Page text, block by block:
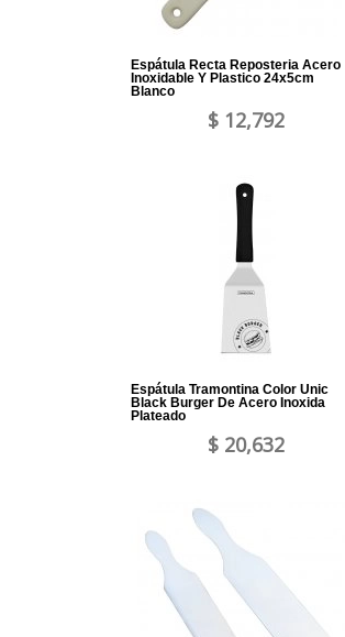
Espátula Recta Reposteria Acero
Inoxidable Y Plastico 24x5cm
Blanco
$ 12,792
Espátula Tramontina Color Unic
Black Burger De Acero Inoxida
Plateado
$ 20,632